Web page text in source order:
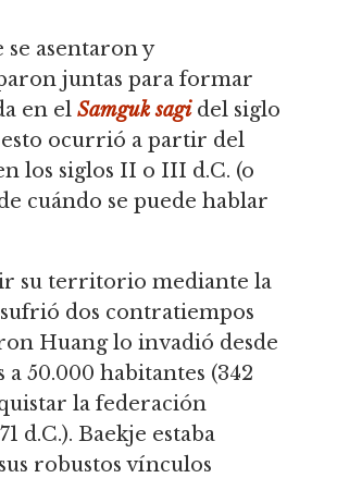
asentaron y
juntas para formar
en el Samguk sagidel siglo
ocurrió a partir del
los siglos II o III d.C. (o
cuándo se puede hablar
su territorio mediante la
dos contratiempos
Huang lo invadió desde
50.000 habitantes (342
la federación
d.C.). Baekje estaba
robustos vínculos